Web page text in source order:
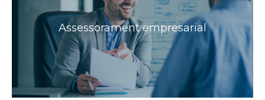
Assessorament empresarial